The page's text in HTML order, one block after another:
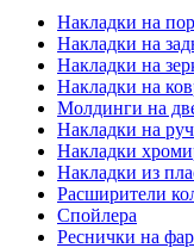
Накладки на
Накладки на
Накладки на
Накладки на
Молдинги на
Накладки на
Накладки
Накладки из
Расширители
Спойлера
Реснички на